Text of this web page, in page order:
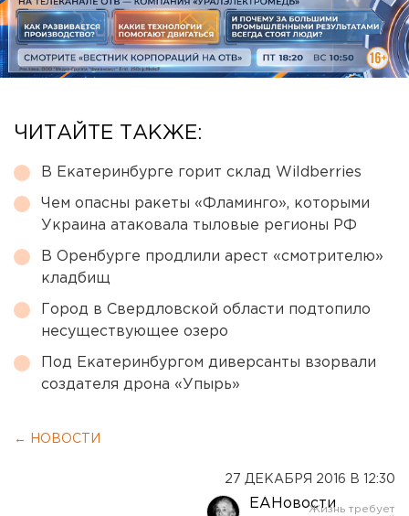
ЧИТАЙТЕ ТАКЖЕ:
В Екатеринбурге горит склад Wildberries
Чем опасны ракеты «Фламинго», которыми
Украина атаковала тыловые регионы РФ
В Оренбурге продлили арест «смотрителю»
кладбищ
Город в Свердловской области подтопило
несуществующее озеро
Под Екатеринбургом диверсанты взорвали
создателя дрона «Упырь»
← НОВОСТИ
27 ДЕКАБРЯ 2016 В 12:30
ЕАНовости